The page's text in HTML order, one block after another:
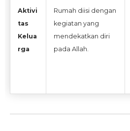
Aktivi
tas
Kelua
rga
Rumah diisi dengan
kegiatan yang
mendekatkan diri
pada Allah.